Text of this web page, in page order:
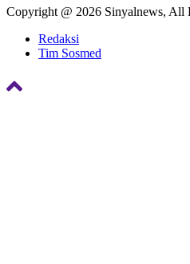
Copyright @ 2026 Sinyalnews, All
Redaksi
Tim Sosmed